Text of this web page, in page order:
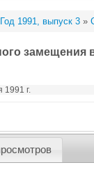
Год 1991, выпуск 3 »
замещения
1991 г.